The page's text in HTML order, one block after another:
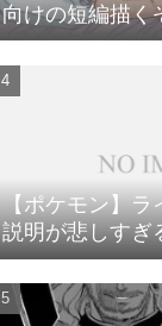
向けの短編描く
無理やり抱かれ
よ」
【ポケモン】ラ
説明が悲しす